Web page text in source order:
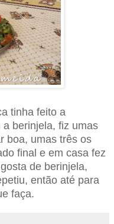
tinha feito a
berinjela, fiz umas
boa, umas três os
final e em casa fez
de berinjela,
então até para
faça.